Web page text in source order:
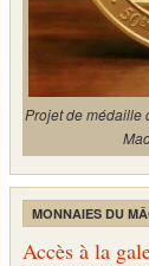
Projet de médaille
MONNAIES DU
Accès à la